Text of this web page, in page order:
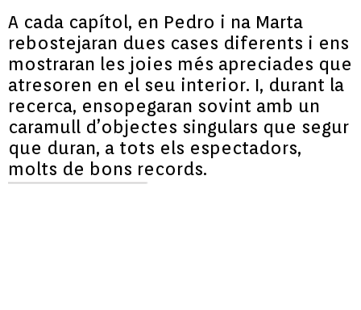
A cada capítol, en Pedro i na Marta
rebostejaran dues cases diferents i ens
mostraran les joies més apreciades que
atresoren en el seu interior. I, durant la
recerca, ensopegaran sovint amb un
caramull d’objectes singulars que segur
que duran, a tots els espectadors,
molts de bons records.